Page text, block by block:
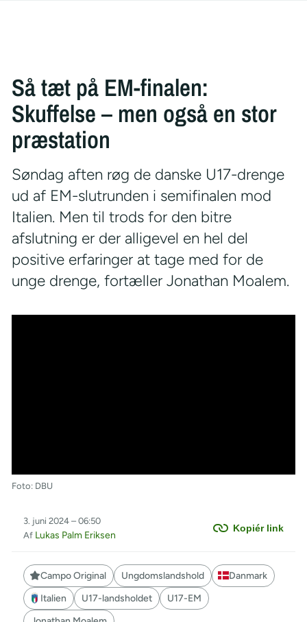
Så tæt på EM-finalen:
Skuffelse – men også en stor
præstation
Søndag aften røg de danske U17-drenge
ud af EM-slutrunden i semifinalen mod
Italien. Men til trods for den bitre
afslutning er der alligevel en hel del
positive erfaringer at tage med for de
unge drenge, fortæller Jonathan Moalem.
Foto: DBU
Kopiér link
3. juni 2024 – 06:50
Af Lukas Palm Eriksen
Campo Original Ungdomslandshold
Danmark
Italien
U17-landsholdet
U17-EM